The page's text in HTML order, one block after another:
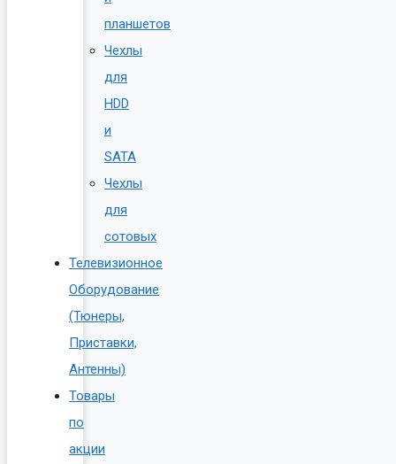
планшетов
Чехлы
для
HDD
и
SATA
Чехлы
для
сотовых
Телевизионное
Оборудование
(Тюнеры,
Приставки,
Антенны)
Товары
по
акции